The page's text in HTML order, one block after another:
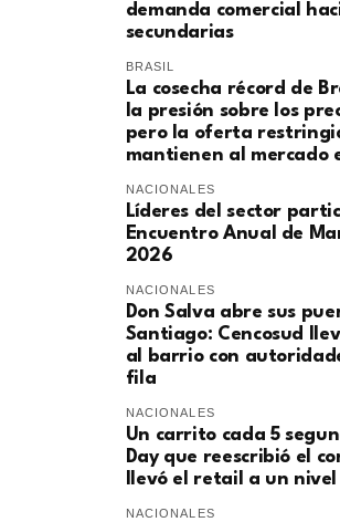
demanda comercial
secundarias
BRASIL
La cosecha récord de
la presión sobre los
pero la oferta
mantienen al mercado
NACIONALES
Líderes del sector
Encuentro Anual de
2026
NACIONALES
Don Salva abre sus
Santiago: Cencosud
al barrio con
fila
NACIONALES
Un carrito cada 5
Day que reescribió el
llevó el retail a un nivel
NACIONALES